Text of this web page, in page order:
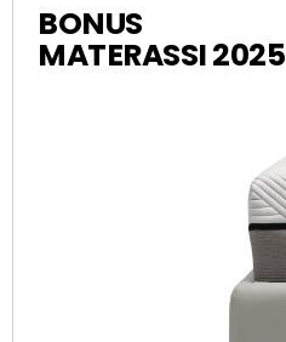
BONUS
MATERASSI 2025